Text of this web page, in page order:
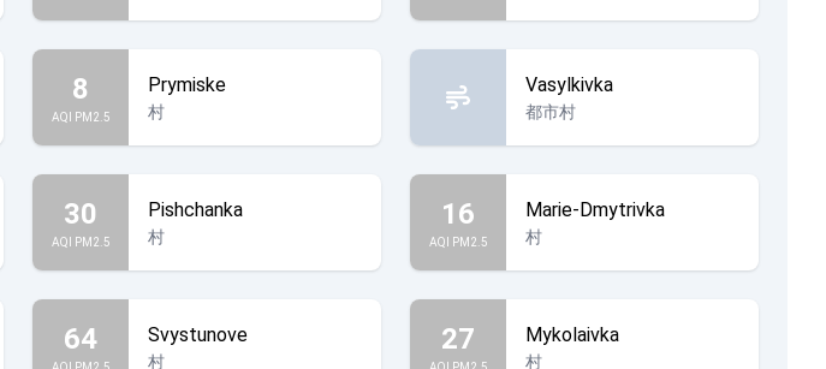
8
AQI PM2.5
Prymiske
村
Vasylkivka
都市村
30
AQI PM2.5
Pishchanka
村
16
AQI PM2.5
Marie-Dmytrivka
村
64 Svystunove
村
27 Mykolaivka
村